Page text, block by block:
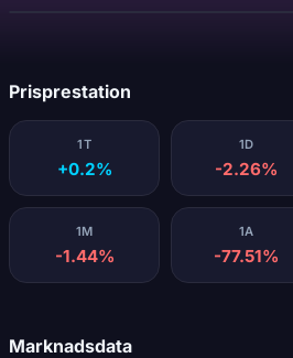
Prisprestation
1T
+0.2%
1D
-2.26%
1M
-1.44%
1A
-77.51%
Marknadsdata